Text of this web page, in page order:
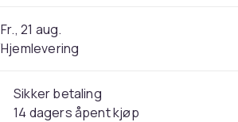
Fr., 21 aug.
Hjemlevering
Sikker betaling
14 dagers åpent kjøp